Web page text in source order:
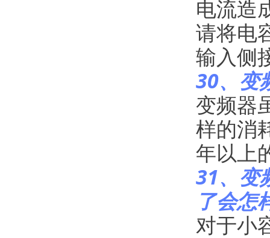
电流造
请将电
输入侧
30、变
变频器
样的消
年以上
31、变
了会怎
对于小